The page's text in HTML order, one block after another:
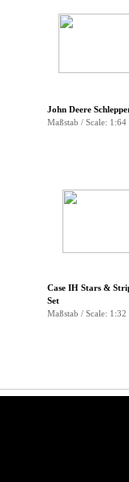
John Deere
Maßstab / Scale: 1:64
Case IH Stars &
Set
Maßstab / Scale: 1:32